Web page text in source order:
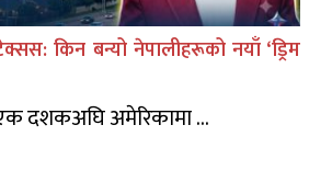
किन बन्यो नेपालीहरूको नयाँ ‘ड्रिम
दशकअघि अमेरिकामा ...